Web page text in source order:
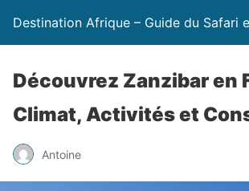
Destination Afrique – Guide du Safari
Découvrez Zanzibar en
Climat, Activités et
Antoine